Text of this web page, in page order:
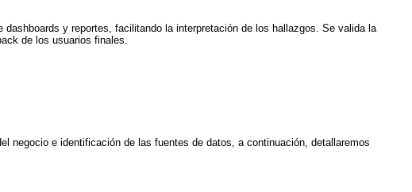
dashboards y reportes, facilitando la interpretación de los hallazgos. Se valida la
de los usuarios finales.
negocio e identificación de las fuentes de datos, a continuación, detallaremos